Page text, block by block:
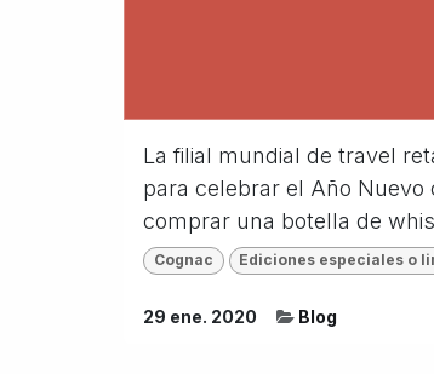
La filial mundial de travel
para celebrar el Año Nuevo
comprar una botella de
Cognac Ediciones especiales o
29 ene. 2020 Blog